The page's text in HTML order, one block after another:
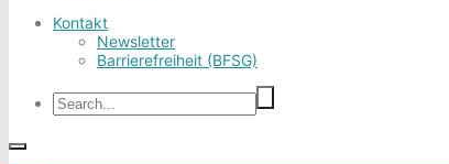
Kontakt
Newsletter
Barrierefreiheit (BFSG)